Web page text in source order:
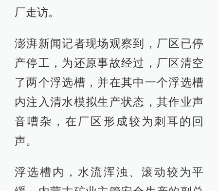
厂走访。
澎湃新闻记者现场观察到，厂区已停
产停工，为还原事故经过，厂区清空
了两个浮选槽，并在其中一个浮选槽
内注入清水模拟生产状态，其作业声
音嘈杂，在厂区形成较为刺耳的回
声。
浮选槽内，水流浑浊、滚动较为平